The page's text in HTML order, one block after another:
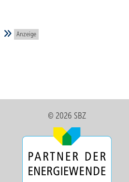
Anzeige
© 2026 SBZ